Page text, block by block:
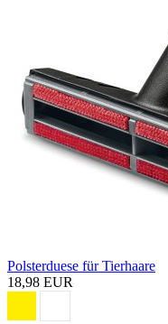
Polsterduese für Tierhaare
18,98 EUR